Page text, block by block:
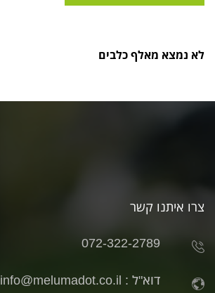
לא נמצא מאלף כלבים
צרו איתנו קשר
072-322-2789
דוא"ל : info@melumadot.co.il